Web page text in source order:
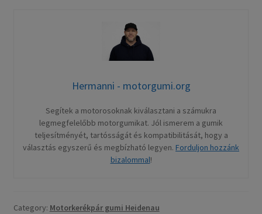
Hermanni - motorgumi.org
Segítek a motorosoknak kiválasztani a számukra
legmegfelelőbb motorgumikat. Jól ismerem a gumik
teljesítményét, tartósságát és kompatibilitását, hogy a
választás egyszerű és megbízható legyen. Forduljon hozzánk
bizalommal!
Category: Motorkerékpár gumi Heidenau